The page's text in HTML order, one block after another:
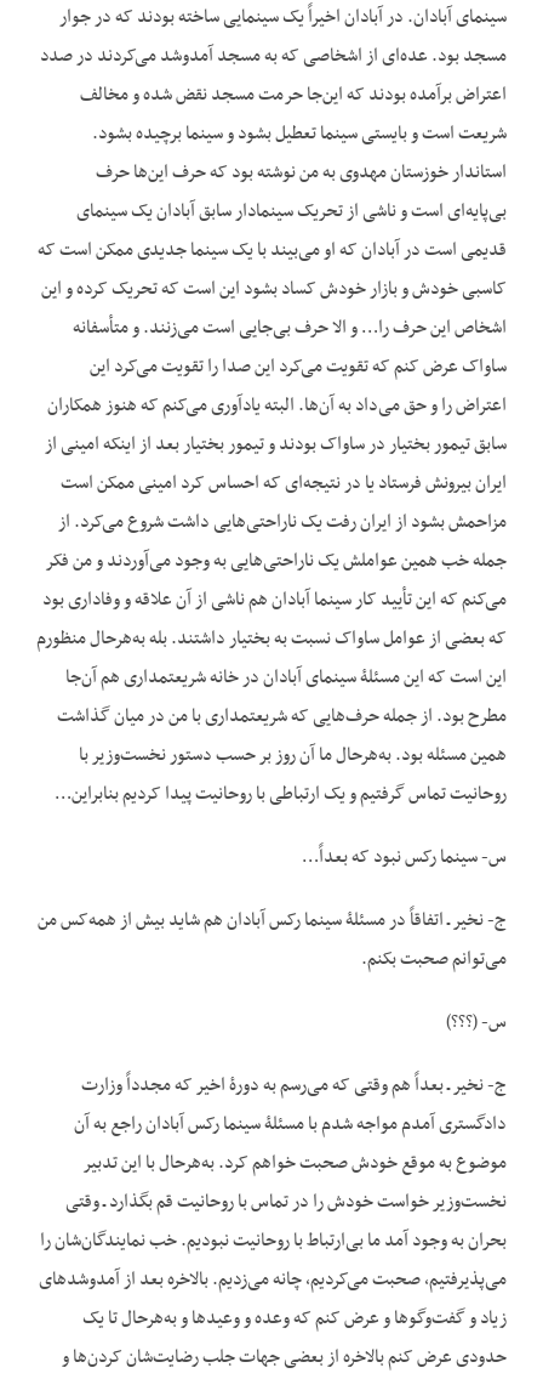
سینمای آبادان. در آبادان اخیراً یک سینمایی ساخته بودند که در جوار
مسجد بود. عده‌ای از اشخاصی که به مسجد آمدوشد می‌کردند در صدد
اعتراض برآمده بودند که این‌جا حرمت مسجد نقض شده و مخالف
شریعت است و بایستی سینما تعطیل بشود و سینما برچیده بشود.
استاندار خوزستان مهدوی به من نوشته بود که حرف این‌ها حرف
بی‌پایه‌ای است و ناشی از تحریک سینما‌دار سابق آبادان یک سینمای
قدیمی است در آبادان که او می‌بیند با یک سینما جدیدی ممکن است که
کاسبی خودش و بازار خودش کساد بشود این است که تحریک کرده و این
اشخاص این حرف را… و الا حرف بی‌جایی است می‌زنند. و متأسفانه
ساواک عرض کنم که تقویت می‌کرد این صدا را تقویت می‌کرد این
اعتراض را و حق می‌داد به آن‌ها. البته یادآوری می‌کنم که هنوز همکاران
سابق تیمور بختیار در ساواک بودند و تیمور بختیار بعد از این‏که امینی از
ایران بیرونش فرستاد یا در نتیجه‌ای که احساس کرد امینی ممکن است
مزاحمش بشود از ایران رفت یک ناراحتی‌هایی داشت شروع می‌کرد. از
جمله خب همین عواملش یک ناراحتی‌هایی به وجود می‌آوردند و من فکر
می‌کنم که این تأیید کار سینما آبادان هم ناشی از آن علاقه و وفاداری بود
که بعضی از عوامل ساواک نسبت به بختیار داشتند. بله به‌هرحال منظورم
این است که این مسئلۀ سینمای آبادان در خانه شریعتمداری هم آن‌جا
مطرح بود. از جمله حرف‌هایی که شریعتمداری با من در میان گذاشت
همین مسئله بود. به‌هرحال ما آن روز بر حسب دستور نخست‌وزیر با
روحانیت تماس گرفتیم و یک ارتباطی با روحانیت پیدا کردیم بنابراین…
س- سینما رکس نبود که بعداً…
ج- نخیر ـ اتفاقاً در مسئلۀ سینما رکس آبادان هم شاید بیش از همه‌کس من
می‌توانم صحبت بکنم.
س- (؟؟؟)
ج- نخیر ـ بعداً هم وقتی که می‌رسم به دورۀ اخیر که مجدداً وزارت
دادگستری آمدم مواجه شدم با مسئلۀ سینما رکس آبادان راجع به آن
موضوع به موقع خودش صحبت خواهم کرد. به‌هرحال با این تدبیر
نخست‌وزیر خواست خودش را در تماس با روحانیت قم بگذارد ـ وقتی
بحران به وجود آمد ما بی‌ارتباط با روحانیت نبودیم. خب نمایندگان‌شان را
می‌پذیرفتیم، صحبت می‌کردیم، چانه می‌زدیم. بالاخره بعد از آمدوشدهای
زیاد و گفت‌وگو‌ها و عرض کنم که وعده و وعیدها و به‌هرحال تا یک
حدودی عرض کنم بالاخره از بعضی جهات جلب رضایت‌شان کردن‌ها و